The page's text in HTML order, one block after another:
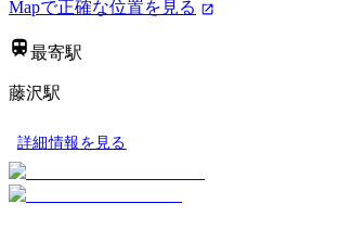
Mapで正確な位置を見る
最寄駅
藤沢駅
詳細情報を見る